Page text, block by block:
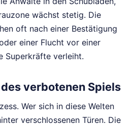
wächst stetig. Die
oft nach einer Bestätigung
einer Flucht vor einer
Superkräfte verleiht.
verbotenen Spiels
Wer sich in diese Welten
verschlossenen Türen. Die